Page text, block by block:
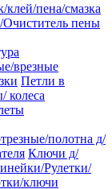
клей/пена/смазка
пены
врезные
Петли в
колеса
полотна д/
Ключи д/
Рулетки/
ключи